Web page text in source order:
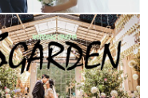
청주 S가든웨딩홀
(대표촬영)